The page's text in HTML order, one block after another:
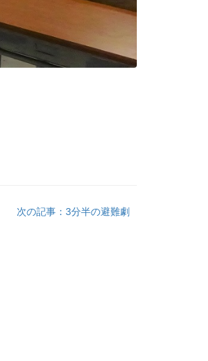
次の記事：3分半の避難劇